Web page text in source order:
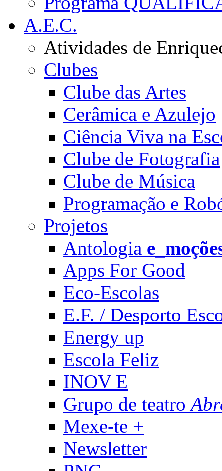
A.E.C.
Atividades de
Clubes
Clube das Artes
Cerâmica e Azulejo
Ciência Viva na
Clube de Fotografia
Clube de Música
Programação e
Projetos
Antologia
Apps For Good
Eco-Escolas
E.F. / Desporto
Energy up
Escola Feliz
INOV E
Grupo de teatro
Mexe-te +
Newsletter